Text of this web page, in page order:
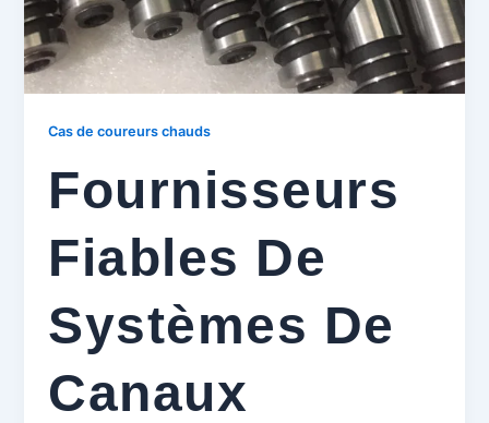
Cas de coureurs chauds
Fournisseurs
Fiables De
Systèmes De
Canaux